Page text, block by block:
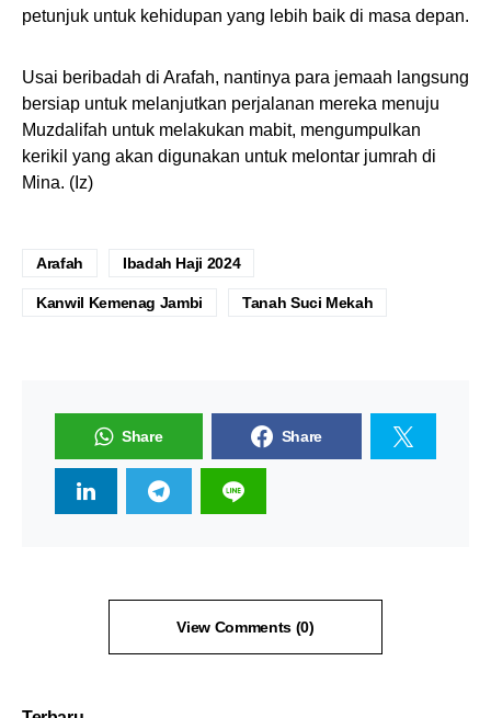
petunjuk untuk kehidupan yang lebih baik di masa depan.
Usai beribadah di Arafah, nantinya para jemaah langsung
bersiap untuk melanjutkan perjalanan mereka menuju
Muzdalifah untuk melakukan mabit, mengumpulkan
kerikil yang akan digunakan untuk melontar jumrah di
Mina. (Iz)
Arafah Ibadah Haji 2024
Kanwil Kemenag Jambi Tanah Suci Mekah
Share Share
View Comments (0)